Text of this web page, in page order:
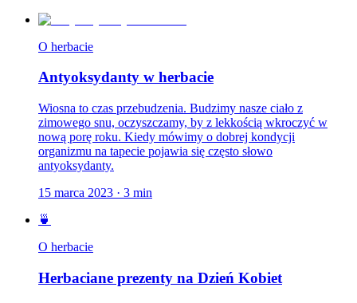
O herbacie
Antyoksydanty w herbacie
Wiosna to czas przebudzenia. Budzimy nasze ciało z
zimowego snu, oczyszczamy, by z lekkością wkroczyć w
nową porę roku. Kiedy mówimy o dobrej kondycji
organizmu na tapecie pojawia się często słowo
antyoksydanty.
15 marca 2023 · 3 min
🍵
O herbacie
Herbaciane prezenty na Dzień Kobiet